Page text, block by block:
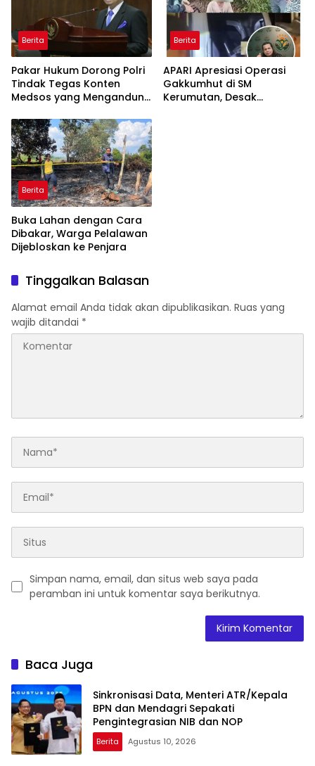
Berita
Pakar Hukum Dorong Polri
Tindak Tegas Konten
Medsos yang Mengandung
Berita
APARI Apresiasi Operasi
Gakkumhut di SM
Kerumutan, Desak
Berita
Buka Lahan dengan Cara
Dibakar, Warga Pelalawan
Dijebloskan ke Penjara
Tinggalkan Balasan
Alamat email Anda tidak akan dipublikasikan. Ruas yang
wajib ditandai *
Simpan nama, email, dan situs web saya pada
peramban ini untuk komentar saya berikutnya.
Baca Juga
Sinkronisasi Data, Menteri ATR/Kepala
BPN dan Mendagri Sepakati
Pengintegrasian NIB dan NOP
Berita Agustus 10, 2026